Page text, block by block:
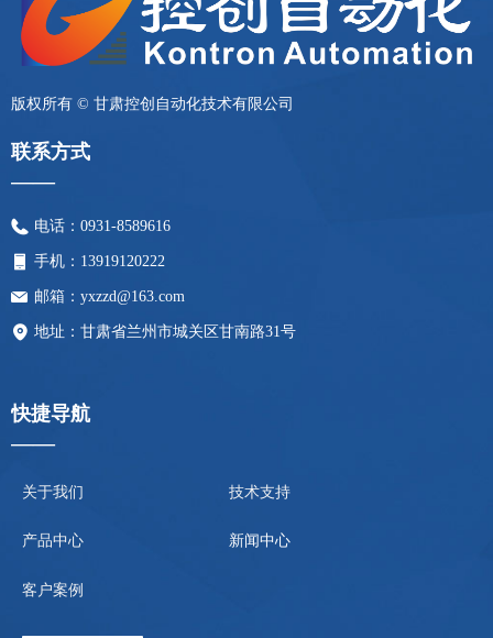
版权所有 © 甘肃控创自动化技术有限公司
联系方式
——
电话： 0931-8589616
手机： 13919120222
邮箱： yxzzd@163.com
地址： 甘肃省兰州市城关区甘南路31号
快捷导航
——
技术支持
新闻中心
关于我们
产品中心
客户案例